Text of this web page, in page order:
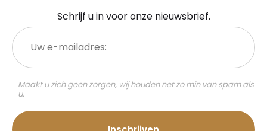
Schrijf u in voor onze nieuwsbrief.
Uw
e-
mailadres:
Maakt u zich geen zorgen, wij houden net zo min van spam als
u.